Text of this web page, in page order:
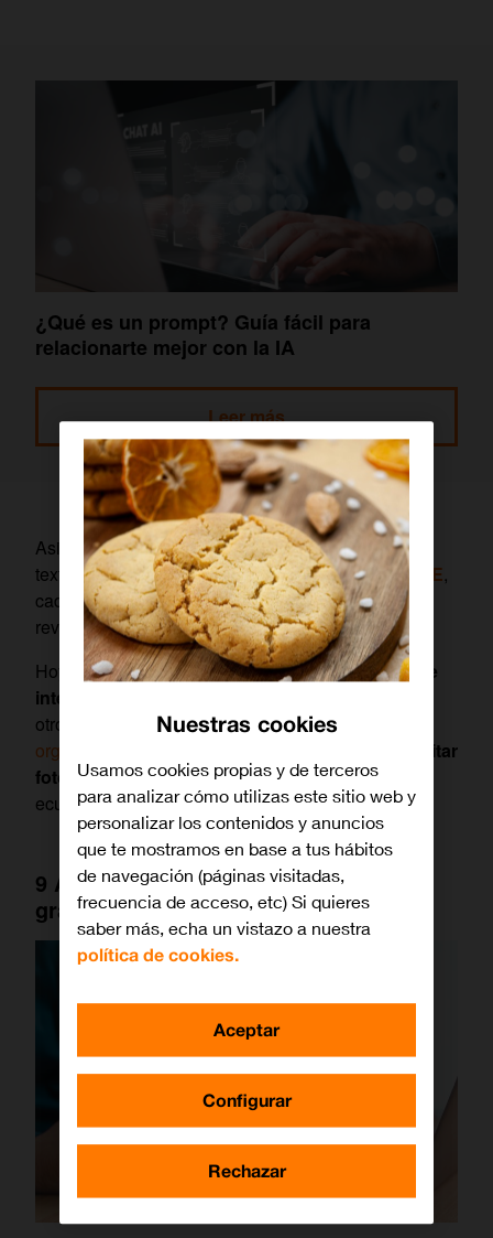
¿Qué es un prompt? Guía fácil para
relacionarte mejor con la IA
Leer más
Asistentes virtuales, generadores de imágenes y
texto, como son los conocidísimosChatGpt oDall-E,
cada día surge una herramienta de IA que promete
revolucionar nuestras vidas yformas de trabajar.
Hoy queremos centrarnos en esasaplicaciones de
inteligencia artificial para móvil
otros aspectos de la vida. Desde apps de
organizar viajes en grupo
editar
fotografías o componer música, hasta resolver
ecuaciones complejas.
9 Apps de inteligencia artificial
gratuitas que te sorprenderán
Nuestras cookies
Usamos cookies propias y de terceros
para analizar cómo utilizas este sitio web y
personalizar los contenidos y anuncios
que te mostramos en base a tus hábitos
de navegación (páginas visitadas,
frecuencia de acceso, etc) Si quieres
saber más, echa un vistazo a nuestra
política de cookies.
Configurar
Rechazar
Aceptar